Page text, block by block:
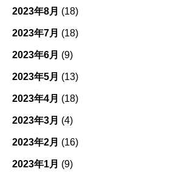
2023年8月 (18)
2023年7月 (18)
2023年6月 (9)
2023年5月 (13)
2023年4月 (18)
2023年3月 (4)
2023年2月 (16)
2023年1月 (9)